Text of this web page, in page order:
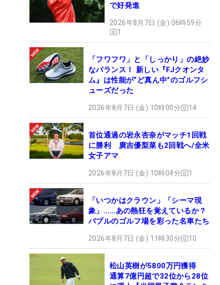
で好発進
2026年8月7日 (金) 06時59分
1
「フワフワ」と「しっかり」の絶妙
なバランス！ 新しい『FJクオンタ
ム』は性能が“ど真ん中”のゴルフシ
ューズだった
2026年8月7日 (金) 10時00分 14
首位通過の岩永杏奈がマッチ1回戦
に勝利 廣吉優梨菜も2回戦へ/全米
女子アマ
2026年8月7日 (金) 10時04分 1
「いつかはクラウン」「シーマ現
象」……あの熱狂を覚えているか？
バブルのゴルフ場を彩った名車たち
2026年8月7日 (金) 11時30分 10
松山英樹が5800万円獲得
通算7億円超で32位から28位